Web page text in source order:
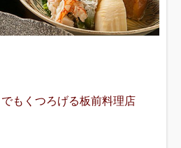
もくつろげる板前料理店